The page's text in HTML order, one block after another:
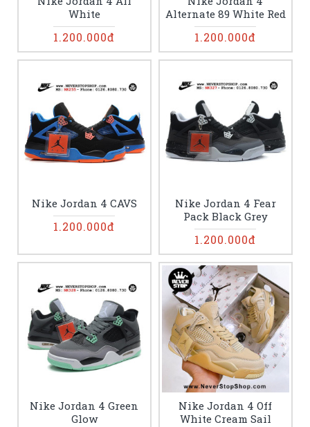
White
1.200.000đ
Alternate 89 White Red
1.200.000đ
Nike Jordan 4 CAVS
1.200.000đ
Nike Jordan 4 Fear
Pack Black Grey
1.200.000đ
Nike Jordan 4 Green
Glow
Nike Jordan 4 Off
White Cream Sail